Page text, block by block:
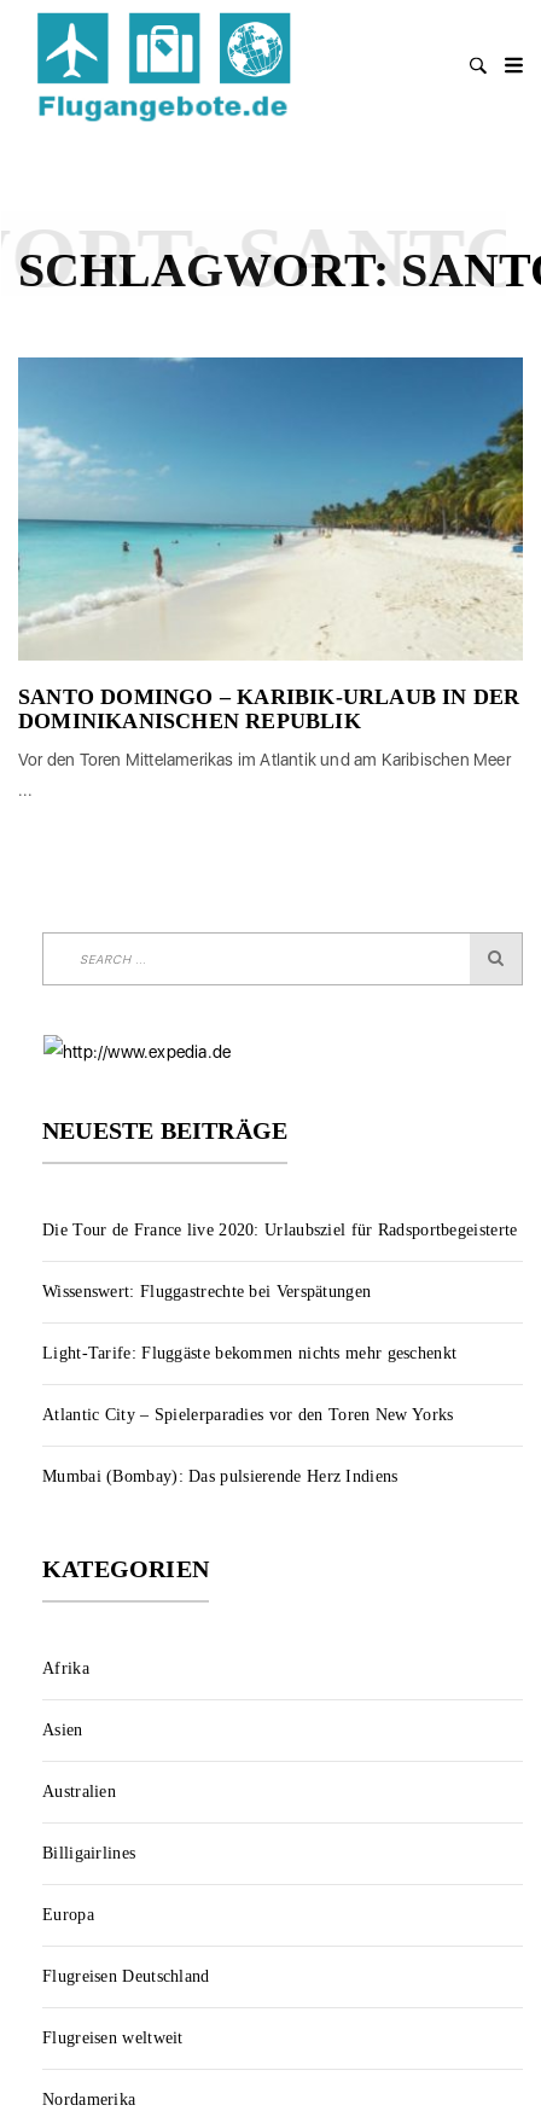
SCHLAGWORT:
SANTO
SANTO DOMINGO – KARIBIK-URLAUB IN DER
DOMINIKANISCHEN REPUBLIK
Vor den Toren Mittelamerikas im Atlantik und am Karibischen Meer
...
NEUESTE BEITRÄGE
Die Tour de France live 2020: Urlaubsziel für Radsportbegeisterte
Wissenswert: Fluggastrechte bei Verspätungen
Light-Tarife: Fluggäste bekommen nichts mehr geschenkt
Atlantic City – Spielerparadies vor den Toren New Yorks
Mumbai (Bombay): Das pulsierende Herz Indiens
KATEGORIEN
Afrika
Asien
Australien
Billigairlines
Europa
Flugreisen Deutschland
Flugreisen weltweit
Nordamerika